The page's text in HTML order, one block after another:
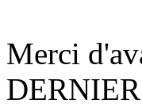
Merci